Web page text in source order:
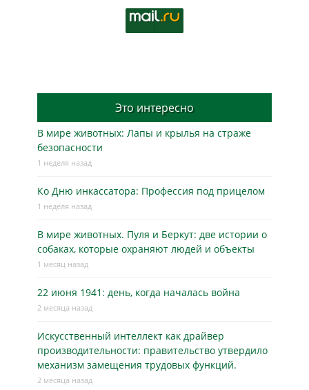
Это интересно
В мире животных: Лапы и крылья на страже
безопасности
1 неделя назад
Ко Дню инкассатора: Профессия под прицелом
1 неделя назад
В мире животных. Пуля и Беркут: две истории о
собаках, которые охраняют людей и объекты
1 месяц назад
22 июня 1941: день, когда началась война
2 месяца назад
Искусственный интеллект как драйвер
производительности: правительство утвердило
механизм замещения трудовых функций.
2 месяца назад